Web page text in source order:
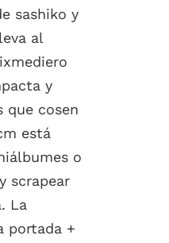
sashiko y
al
y
que cosen
está
o
scrapear
La
portada +